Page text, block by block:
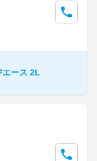
エース 2L